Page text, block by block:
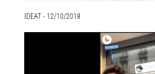
IDEAT - 12/10/2018